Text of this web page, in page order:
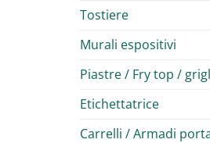
Tostiere
Murali espositivi
Piastre / Fry top /
Etichettatrice
Carrelli / Armadi